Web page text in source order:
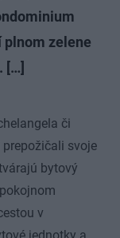
plnom zelene
[…]
či
svoje
bytový
v